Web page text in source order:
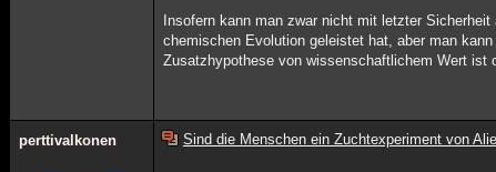
Insofern kann man zwar nicht mit letzter
chemischen Evolution geleistet hat, aber man
Zusatzhypothese von wissenschaftlichem Wert ist
perttivalkonen Sind die Menschen ein Zuchtexperiment von